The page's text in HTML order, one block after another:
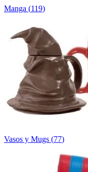
Manga (119)
Vasos y Mugs (77)